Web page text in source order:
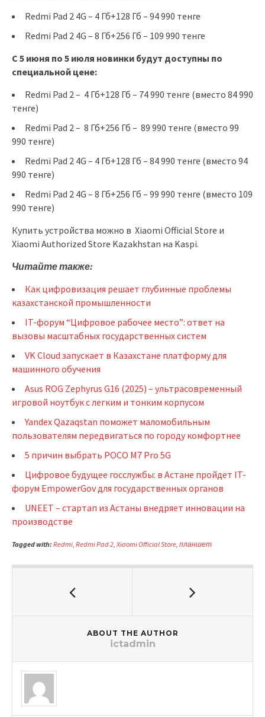
Redmi Pad 2 4G – 4 Гб+128 Гб – 94 990 тенге
Redmi Pad 2 4G – 8 Гб+256 Гб – 109 990 тенге
С 5 июня по 5 июля новинки будут доступны по
специальной цене:
Redmi Pad 2 – 4 Гб+128 Гб – 74 990 тенге (вместо 84 990
тенге)
Redmi Pad 2 – 8 Гб+256 Гб – 89 990 тенге (вместо 99
990 тенге)
Redmi Pad 2 4G – 4 Гб+128 Гб – 84 990 тенге (вместо 94
990 тенге)
Redmi Pad 2 4G – 8 Гб+256 Гб – 99 990 тенге (вместо 109
990 тенге)
Купить устройства можно в Xiaomi Official Store и
Xiaomi Authorized Store Kazakhstan на Kaspi.
Читайте также:
Как цифровизация решает глубинные проблемы
казахстанской промышленности
IT-форум “Цифровое рабочее место”: ответ на
вызовы масштабных государственных систем
VK Cloud запускает в Казахстане платформу для
машинного обучения
Asus ROG Zephyrus G16 (2025) – ультрасовременный
игровой ноутбук с легким и тонким корпусом
Yandex Qazaqstan поможет маломобильным
пользователям передвигаться по городу комфортнее
5 причин выбрать POCO M7 Pro 5G
Цифровое будущее госслужбы: в Астане пройдет IT-
форум EmpowerGov для государственных органов
UNEET – стартап из Астаны внедряет инновации на
производстве
Tagged with: Redmi Redmi Pad 2 Xiaomi Official Store планшет
ABOUT THE AUTHOR
ictadmin